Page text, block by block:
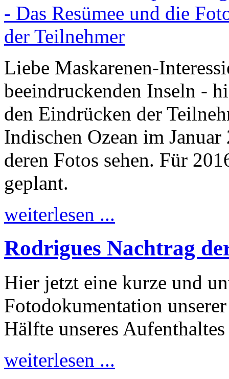
Liebe Maskarenen-
beeindruckenden Inseln -
den Eindrücken der
Indischen Ozean im
deren Fotos sehen. Für
geplant.
weiterlesen ...
Rodrigues Nachtrag
Hier jetzt eine kurze und
Fotodokumentation
Hälfte unseres
weiterlesen ...